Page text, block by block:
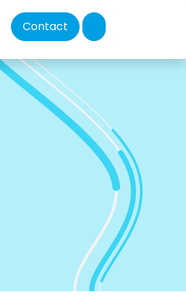
Contact